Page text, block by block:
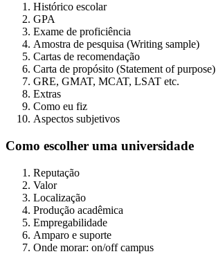
Histórico escolar
GPA
Exame de proficiência
Amostra de pesquisa (Writing sample)
Cartas de recomendação
Carta de propósito (Statement of purpose)
GRE, GMAT, MCAT, LSAT etc.
Extras
Como eu fiz
Aspectos subjetivos
Como escolher uma universidade
Reputação
Valor
Localização
Produção acadêmica
Empregabilidade
Amparo e suporte
Onde morar: on/off campus